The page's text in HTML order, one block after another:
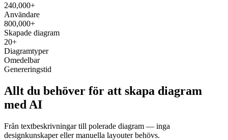
240,000+
Användare
800,000+
Skapade diagram
20+
Diagramtyper
Omedelbar
Genereringstid
Allt du behöver för att skapa diagram
med AI
Från textbeskrivningar till polerade diagram — inga
designkunskaper eller manuella layouter behövs.